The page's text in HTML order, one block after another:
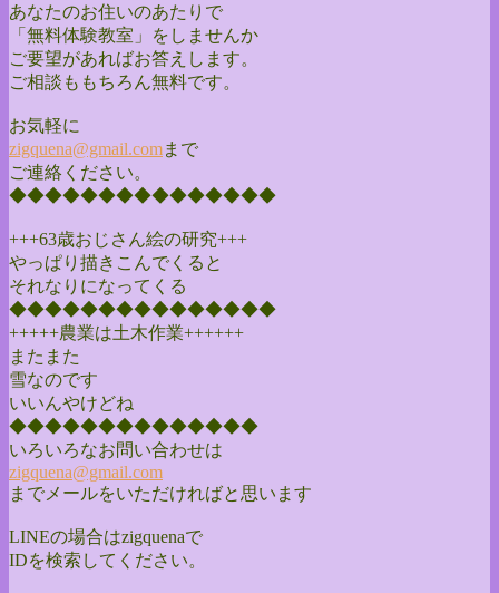
あなたのお住いのあたりで
「無料体験教室」をしませんか
ご要望があればお答えします。
ご相談ももちろん無料です。
お気軽に
zigquena@gmail.comまで
ご連絡ください。
◆◆◆◆◆◆◆◆◆◆◆◆◆◆◆
+++63歳おじさん絵の研究+++
やっぱり描きこんでくると
それなりになってくる
◆◆◆◆◆◆◆◆◆◆◆◆◆◆◆
+++++農業は土木作業++++++
またまた
雪なのです
いいんやけどね
◆◆◆◆◆◆◆◆◆◆◆◆◆◆
いろいろなお問い合わせは
zigquena@gmail.com
までメールをいただければと思います
LINEの場合はzigquenaで
IDを検索してください。